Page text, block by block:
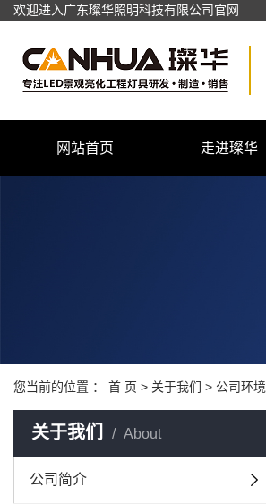
欢迎进入广东璨华照明科技有限公司官网
网站首页 走进璨华
您当前的位置 ： 首 页 > 关于我们 > 公司环境
关于我们 About
公司简介